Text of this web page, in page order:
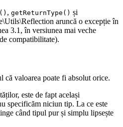
, getReturnType() și
aruncă o excepție în
3.1, în versiunea mai veche
compatibilitate).
că valoarea poate fi absolut orice.
este de fapt același
specificăm niciun tip. La ce este
când tipul pur și simplu lipsește